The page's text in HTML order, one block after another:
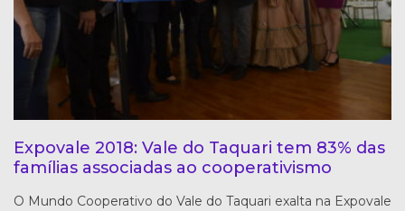
Expovale 2018: Vale do Taquari tem 83% das
famílias associadas ao cooperativismo
O Mundo Cooperativo do Vale do Taquari exalta na Expovale